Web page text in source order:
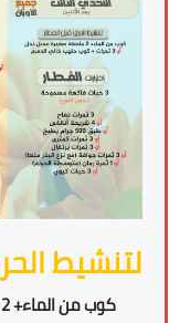
لتنشيط
كوب من الماء+ 2 ملعقة صغيرة عسل نحل